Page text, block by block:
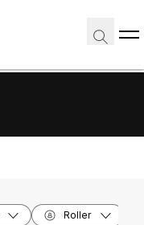
Roller